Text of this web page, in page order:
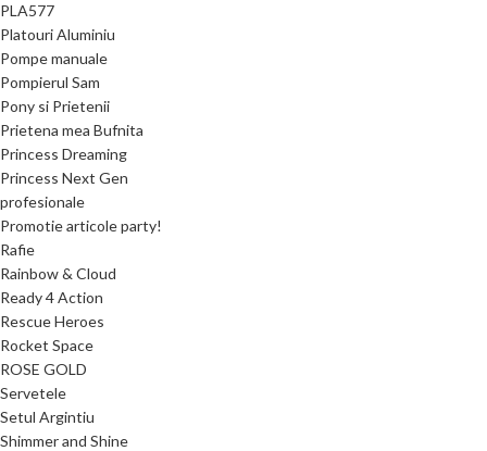
PLA577
Platouri Aluminiu
Pompe manuale
Pompierul Sam
Pony si Prietenii
Prietena mea Bufnita
Princess Dreaming
Princess Next Gen
profesionale
Promotie articole party!
Rafie
Rainbow & Cloud
Ready 4 Action
Rescue Heroes
Rocket Space
ROSE GOLD
Servetele
Setul Argintiu
Shimmer and Shine